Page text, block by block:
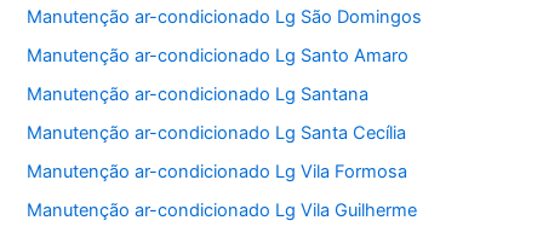
Manutenção ar-condicionado Lg São Domingos
Manutenção ar-condicionado Lg Santo Amaro
Manutenção ar-condicionado Lg Santana
Manutenção ar-condicionado Lg Santa Cecília
Manutenção ar-condicionado Lg Vila Formosa
Manutenção ar-condicionado Lg Vila Guilherme